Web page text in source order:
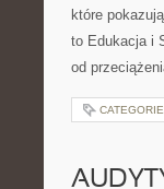
które
to Edukacja i
od